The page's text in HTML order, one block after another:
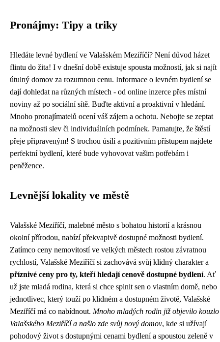
Pronájmy: Tipy a triky
Hledáte levné bydlení ve Valašském Meziříčí? Není důvod házet
flintu do žita! I v dnešní době existuje spousta možností, jak si najít
útulný domov za rozumnou cenu. Informace o levném bydlení se
dají dohledat na různých místech - od online inzerce přes místní
noviny až po sociální sítě. Buďte aktivní a proaktivní v hledání.
Mnoho pronajímatelů ocení váš zájem a ochotu. Nebojte se zeptat
na možnosti slev či individuálních podmínek. Pamatujte, že štěstí
přeje připraveným! S trochou úsilí a pozitivním přístupem najdete
perfektní bydlení, které bude vyhovovat vašim potřebám i
peněžence.
Levnější lokality ve městě
Valašské Meziříčí, malebné město s bohatou historií a krásnou
okolní přírodou, nabízí překvapivě dostupné možnosti bydlení.
Zatímco ceny nemovitostí ve velkých městech rostou závratnou
rychlostí, Valašské Meziříčí si zachovává svůj klidný charakter a
příznivé ceny pro ty, kteří hledají cenově dostupné bydlení. Ať
už jste mladá rodina, která si chce splnit sen o vlastním domě, nebo
jednotlivec, který touží po klidném a dostupném životě, Valašské
Meziříčí má co nabídnout. Mnoho mladých rodin již objevilo kouzlo
Valašského Meziříčí a našlo zde svůj nový domov, kde si užívají
pohodový život s dostupnými cenami bydlení a spoustou zeleně v